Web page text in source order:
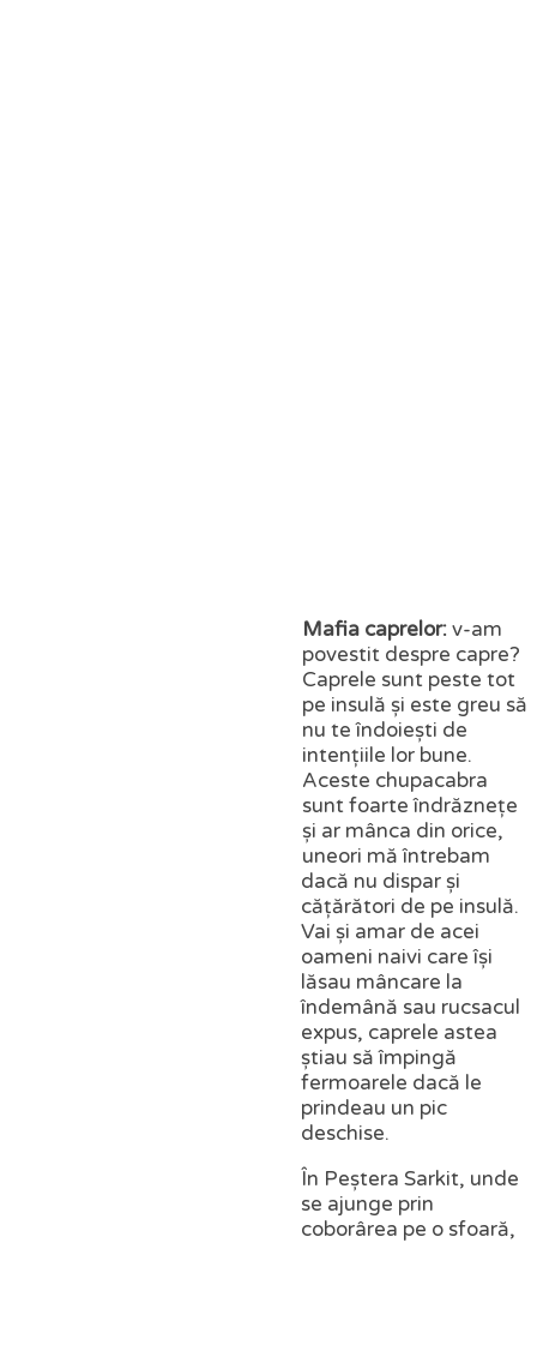
Mafia caprelor:v-am
povestit despre capre?
Caprele sunt peste tot
pe insulă și este greu să
nu te îndoiești de
intențiile lor bune.
Aceste chupacabra
sunt foarte îndrăznețe
și ar mânca din orice,
uneori mă întrebam
dacă nu dispar și
cățărători de pe insulă.
Vai și amar de acei
oameni naivi care își
lăsau mâncare la
îndemână sau rucsacul
expus, caprele astea
știau să împingă
fermoarele dacă le
prindeau un pic
deschise.
În Peștera Sarkit, unde
se ajunge prin
coborârea pe o sfoară,